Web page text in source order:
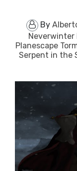
By
Neverwinter
Planescape
Serpent in the